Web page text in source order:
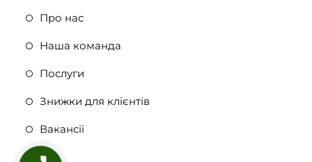
Про нас
Наша команда
Послуги
Знижки для клієнтів
Вакансії